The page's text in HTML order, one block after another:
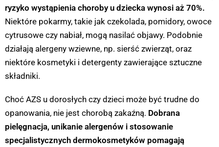
ryzyko wystąpienia choroby u dziecka wynosi aż 70%.
Niektóre pokarmy, takie jak czekolada, pomidory, owoce
cytrusowe czy nabiał, mogą nasilać objawy. Podobnie
działają alergeny wziewne, np. sierść zwierząt, oraz
niektóre kosmetyki i detergenty zawierające sztuczne
składniki.
Choć AZS u dorosłych czy dzieci może być trudne do
opanowania, nie jest chorobą zakaźną. Dobrana
pielęgnacja, unikanie alergenów i stosowanie
specjalistycznych dermokosmetyków pomagają